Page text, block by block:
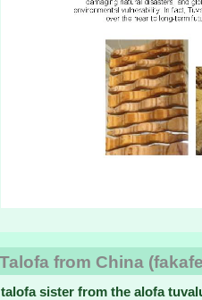
Talofa from China
talofa sister from the alofa